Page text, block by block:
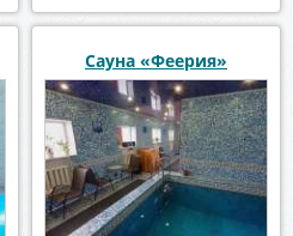
Сауна «Феерия»